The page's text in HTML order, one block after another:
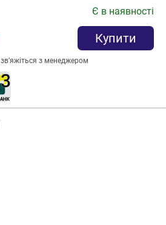
Є в наявності
Купити
з менеджером